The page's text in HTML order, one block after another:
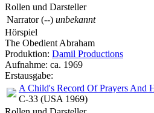
Rollen und Darsteller
Narrator (--) unbekannt
Hörspiel
The Obedient Abraham
Produktion: Damil Productions
Aufnahme: ca. 1969
Erstausgabe:
A Child's Record Of Prayers And
C-33 (USA 1969)